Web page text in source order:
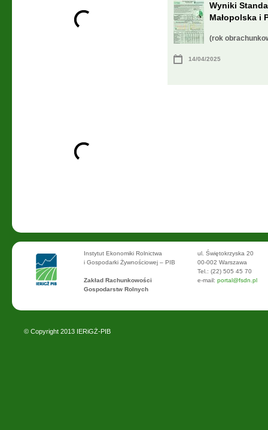
Wyniki
Małopolska i
(rok
14/04/2025
Instytut Ekonomiki Rolnictwa
i Gospodarki Żywnościowej – PIB
Zakład Rachunkowości
Gospodarstw Rolnych
ul. Świętokrzyska 20
00-002 Warszawa
Tel.: (22) 505 45 70
e-mail: portal@fsdn.pl
© Copyright 2013 IERiGŻ-PIB